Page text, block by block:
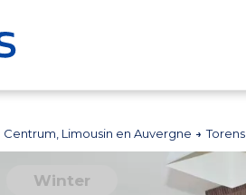
Centrum, Limousin en Auvergne Torens
Winter